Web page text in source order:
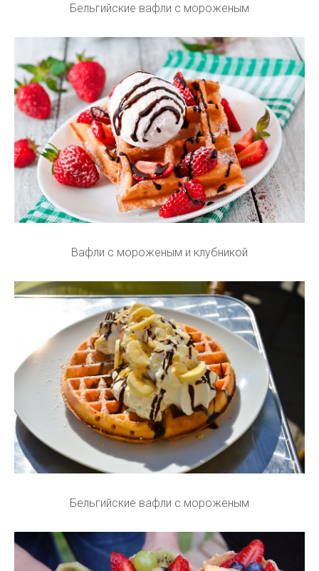
Бельгийские вафли с мороженым
Вафли с мороженым и клубникой
Бельгийские вафли с мороженым